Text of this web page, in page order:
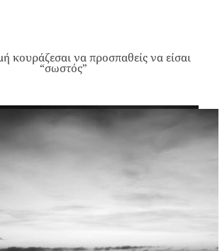
κουράζεσαι να προσπαθείς να είσαι
“σωστός”